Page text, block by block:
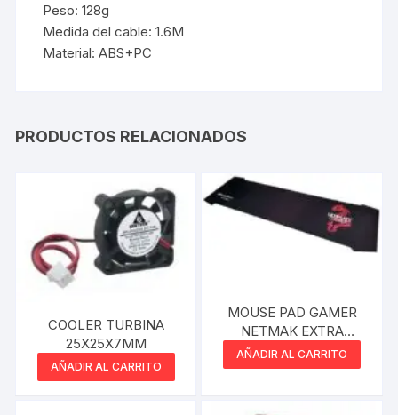
Peso: 128g
Medida del cable: 1.6M
Material: ABS+PC
PRODUCTOS RELACIONADOS
COOLER TURBINA
25X25X7MM
AÑADIR AL CARRITO
MOUSE PAD GAMER
NETMAK EXTRA
GRANDE ULTIMATE
AÑADIR AL CARRITO